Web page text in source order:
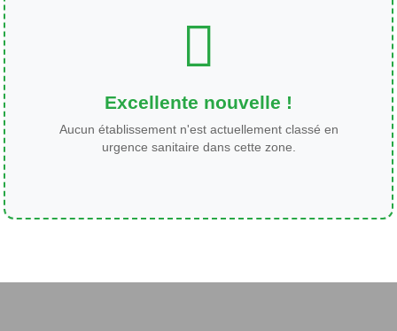
Excellente nouvelle !
Aucun établissement n'est actuellement classé en
urgence sanitaire dans cette zone.